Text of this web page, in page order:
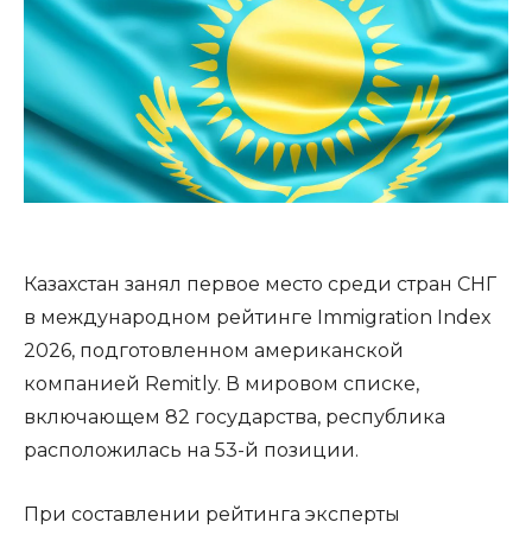
Казахстан занял первое место среди стран СНГ
в международном рейтинге Immigration Index
2026, подготовленном американской
компанией Remitly. В мировом списке,
включающем 82 государства, республика
расположилась на 53-й позиции.
При составлении рейтинга эксперты